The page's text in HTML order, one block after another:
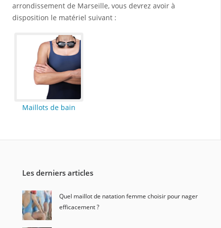
arrondissement de Marseille, vous devrez avoir à
disposition le matériel suivant :
Maillots de bain
Les derniers articles
Quel maillot de natation femme choisir pour nager
efficacement ?